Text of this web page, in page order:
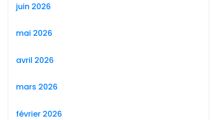
juin 2026
mai 2026
avril 2026
mars 2026
février 2026